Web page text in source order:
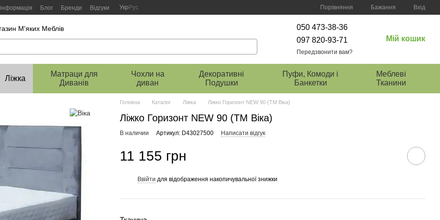
Блог Бренди Відгуки Укр Рус Порівняння Бажання Вхід
М'яких Меблів
050 473-38-36
097 820-93-71
Передзвонити вам?
Мій кошик
Ліжка
Матраци для
Диванів
Чохли на
диван
Декоративні
Подушки
Пуфи, Комоди і
Банкетки
Меблеві
Тканини
Головна Каталог Ліжка Ліжко Горизонт NEW 90 (ТМ Віка)
Ліжко Горизонт NEW 90 (ТМ Віка)
В наличии Артикул: D43027500 Написати відгук
11 155 грн
Ввійти для відображення накопичувальної знижки